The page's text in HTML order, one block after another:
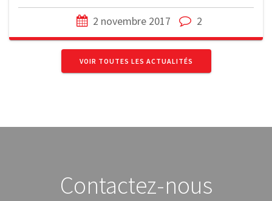
2 novembre 2017 2
VOIR TOUTES LES ACTUALITÉS
Contactez-nous